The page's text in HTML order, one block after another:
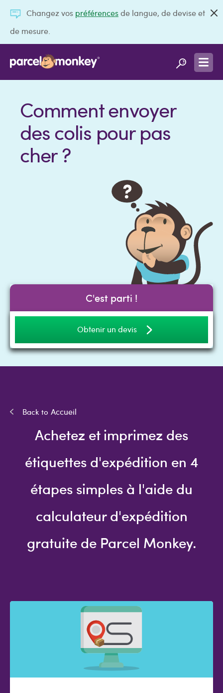
Changez vos préférencesde langue, de devise et
de mesure.
Comment envoyer
des colis pour pas
cher ?
C'est parti !
Obtenir un devis
Accueil
Achetez et imprimez des
étiquettes d'expédition en 4
étapes simples à l'aide du
calculateur d'expédition
gratuite de Parcel Monkey.